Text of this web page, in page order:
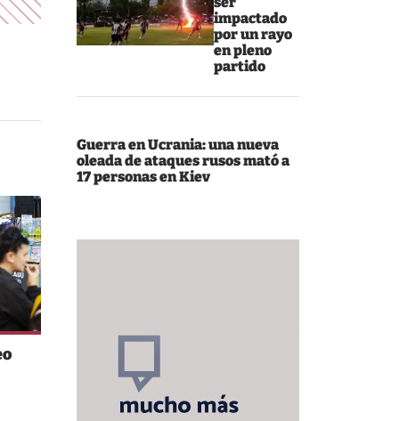
impactado
por un rayo
en pleno
partido
Guerra en Ucrania: una nueva
oleada de ataques rusos mató a
17 personas en Kiev